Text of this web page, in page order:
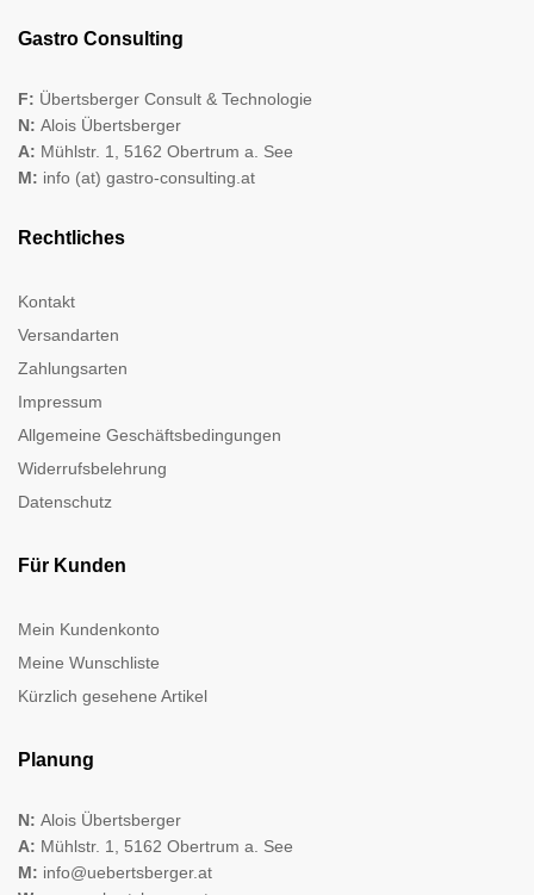
Gastro Consulting
F: Übertsberger Consult & Technologie
N: Alois Übertsberger
A: Mühlstr. 1, 5162 Obertrum a. See
M: info (at) gastro-consulting.at
Rechtliches
Kontakt
Versandarten
Zahlungsarten
Impressum
Allgemeine Geschäftsbedingungen
Widerrufsbelehrung
Datenschutz
Für Kunden
Mein Kundenkonto
Meine Wunschliste
Kürzlich gesehene Artikel
Planung
N: Alois Übertsberger
A: Mühlstr. 1, 5162 Obertrum a. See
M: info@uebertsberger.at